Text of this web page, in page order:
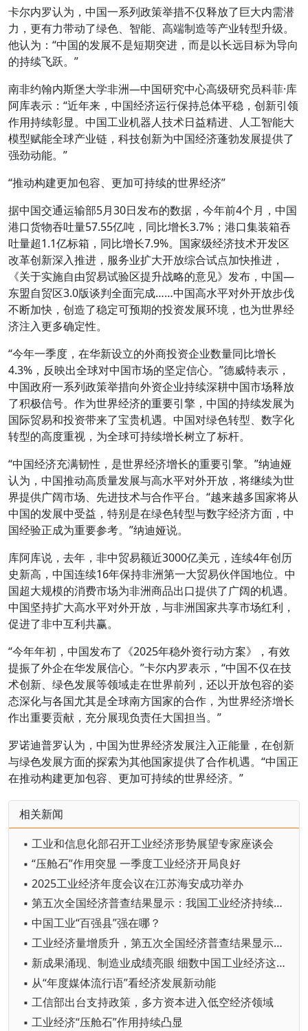
卡尔内罗认为，中国一系列政策举措不仅释放了巨大内需潜
力，更有力带动了绿色、智能、高端制造等产业转型升级。
他认为：“中国的发展不是短期突进，而是以长远目标为导向
的持续飞跃。”
南非约翰内斯堡大学非洲—中国研究中心高级研究员科菲·库
阿库表示：“近年来，中国经济运行保持总体平稳，创新引领
作用持续彰显。中国工业机器人技术日益精进、人工智能大
模型赋能全球产业链，科技创新为中国经济蓬勃发展提供了
强劲动能。”
“推动构建更加包容、更加可持续的世界经济”
据中国交通运输部5月30日发布的数据，今年前4个月，中国
港口货物吞吐量57.55亿吨，同比增长3.7%；港口集装箱吞
吐量超1.1亿标箱，同比增长7.9%。国家级经济技术开发区
改革创新深入推进，服务业扩大开放综合试点加快推进，
《关于实施自由贸易试验区提升战略的意见》发布，中国—
东盟自贸区3.0版谈判全面完成……中国高水平对外开放步伐
不断加快，创造了稳定可预期的投资发展环境，也为世界经
济注入更多确定性。
“今年一季度，在华新设立的外商投资企业数量同比增长
4.3%，反映出全球对中国市场的坚定信心。”德威特表示，
中国政府一系列政策举措向外资企业持续深耕中国市场释放
了积极信号。作为世界经济的重要引擎，中国的持续发展为
国际贸易和投资带来了宝贵机遇。中国对绿色转型、数字化
转型的高度重视，为全球可持续增长树立了标杆。
“中国经济充满韧性，是世界经济增长的重要引擎。”纳迪娅
认为，中国推动高质量发展与高水平对外开放，将继续为世
界提供广阔市场、先进技术与合作平台。“越来越多国家将从
中国的发展中受益，特别是在绿色转型与数字经济方面，中
国经验正成为重要参考。”纳迪娅说。
库阿库说，去年，非中贸易额近3000亿美元，连续4年创历
史新高，中国连续16年保持非洲第一大贸易伙伴国地位。中
国超大规模的消费市场为非洲商品出口提供了广阔的机遇。
中国坚持扩大高水平对外开放，与非洲国家共享市场红利，
促进了非中互利共赢。
“今年年初，中国发布了《2025年稳外资行动方案》，有效
提振了外企在华发展信心。”卡尔内罗表示，“中国不仅在技
术创新、绿色发展等领域走在世界前列，还以开放包容的姿
态深化与各国尤其是全球南方国家的合作，为世界经济增长
作出重要贡献，充分展现负责任大国担当。”
罗诺迪普罗认为，中国为世界经济发展注入正能量，在创新
与绿色发展方面的探索为其他国家提供了合作机遇。“中国正
在推动构建更加包容、更加可持续的世界经济。”
相关新闻
▪ 工业和信息化部召开工业经济形势展望专家座谈会
▪ “压舱石”作用突显 一季度工业经济开局良好
▪ 2025工业经济年度会议在江苏海安成功举办
▪ 第五次全国经济普查结果显示：我国工业经济持续发展壮大 新动能茁壮成长
▪ 中国工业“百强县”强在哪？
▪ 工业经济量增质升，第五次全国经济普查结果显示……
▪ 新成果涌现、制造业成绩亮眼 细数中国工业经济这一年
▪ 从“年度媒体流行语”看经济发展新动能
▪ 工信部出台支持政策，多方资本进入低空经济领域
▪ 工业经济“压舱石”作用持续凸显